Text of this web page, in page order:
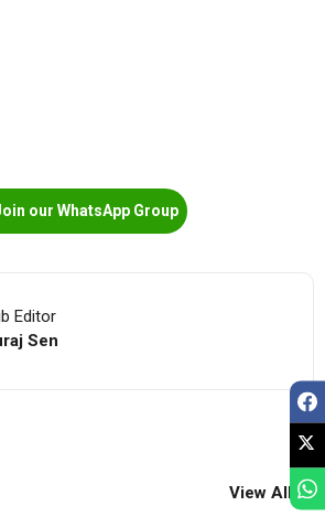
our WhatsApp Group
Editor
Sen
View All